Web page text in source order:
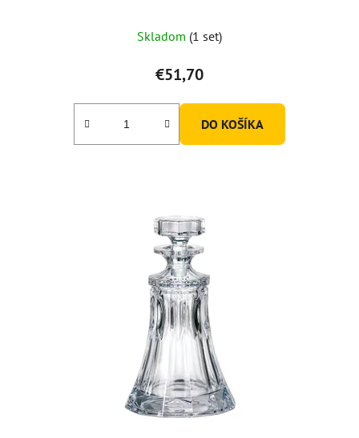
hodnotenie
produktu
je
5,0
Skladom (1 set)
€51,70
DO KOŠÍKA